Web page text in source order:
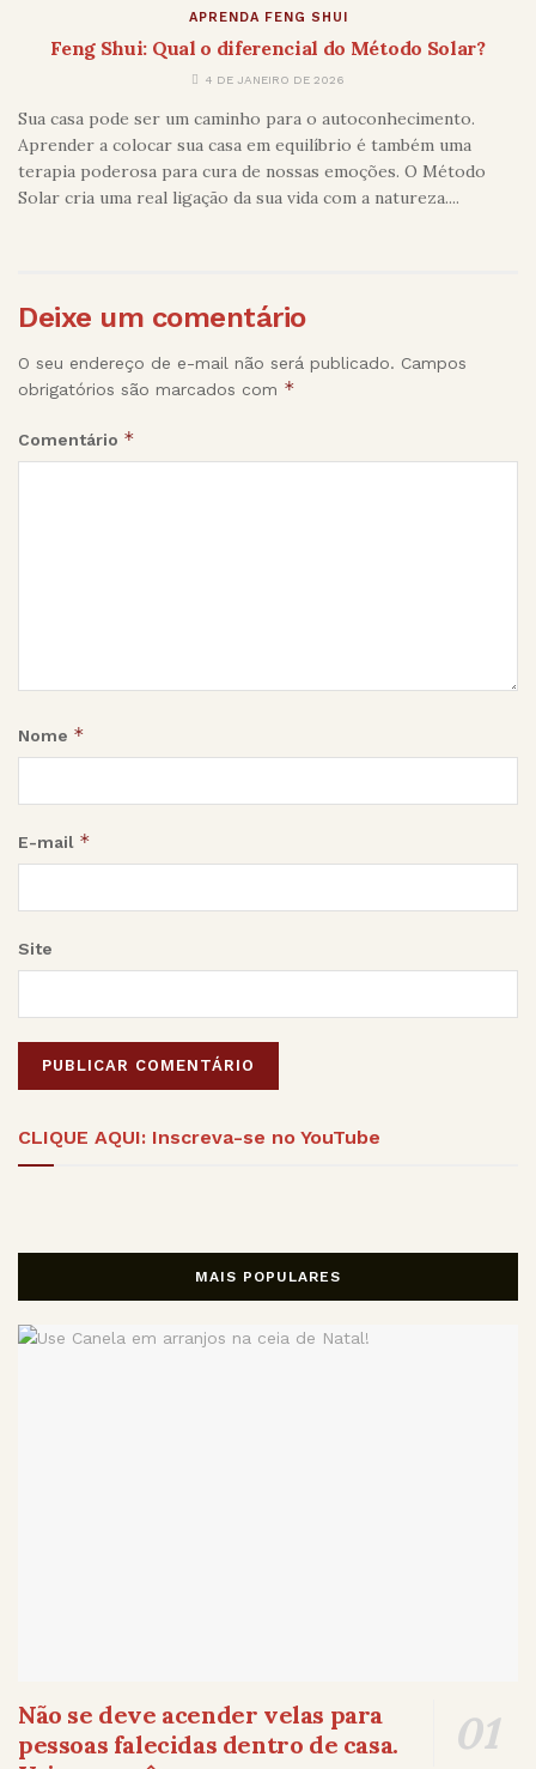
APRENDA FENG SHUI
Feng Shui: Qual o diferencial do Método Solar?
4 DE JANEIRO DE 2026
Sua casa pode ser um caminho para o autoconhecimento.
Aprender a colocar sua casa em equilíbrio é também uma
terapia poderosa para cura de nossas emoções. O Método
Solar cria uma real ligação da sua vida com a natureza....
Deixe um comentário
O seu endereço de e-mail não será publicado. Campos
obrigatórios são marcados com *
Comentário *
Nome *
E-mail *
Site
CLIQUE AQUI: Inscreva-se no YouTube
MAIS POPULARES
Não se deve acender velas para
pessoas falecidas dentro de casa.